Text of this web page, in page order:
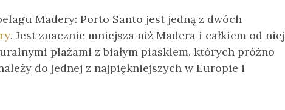
Madery: Porto Santo jest jedną z dwóch
. Jest znacznie mniejsza niż Madera i całkiem od niej
plażami z białym piaskiem, których próżno
do jednej z najpiękniejszych w Europie i